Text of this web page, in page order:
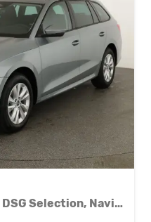
2.0 TDI 110 kW Selection DSG Selection, Navi, AHK, el. Klappe, 5-J Garantie